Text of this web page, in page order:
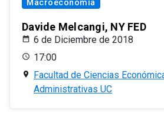
Macroeconomía
Davide Melcangi, NY FED
6 de Diciembre de 2018
17:00
Facultad de Ciencias
Administrativas UC